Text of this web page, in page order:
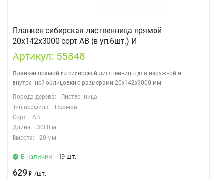
Планкен сибирская лиственница прямой
20х142х3000 сорт АВ (в уп.6шт.) И
Артикул: 55848
Планкен прямой из сибирской лиственницы для наружной и
внутренней облицовки с размерами 20х142х3000 мм
Порода дерева:
Лиственница
Тип профиля:
Прямой
Сорт:
АВ
Длина:
3000 м
Высота:
20 мм
В наличии - 19 шт.
629 ₽ /шт.